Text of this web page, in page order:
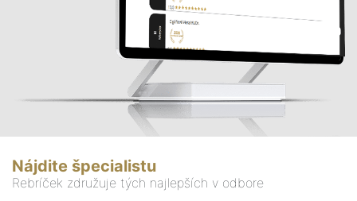
Nájdite špecialistu
Rebríček združuje tých najlepších v odbore